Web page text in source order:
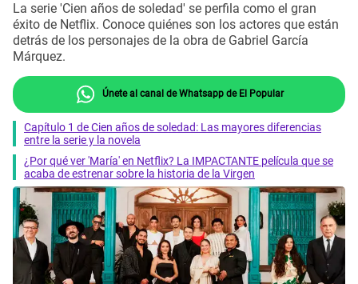
La serie 'Cien años de soledad' se perfila como el gran
éxito de Netflix. Conoce quiénes son los actores que están
detrás de los personajes de la obra de Gabriel García
Márquez.
Únete al canal de Whatsapp de El Popular
Capítulo 1 de Cien años de soledad: Las mayores diferencias
entre la serie y la novela
¿Por qué ver 'María' en Netflix? La IMPACTANTE película que se
acaba de estrenar sobre la historia de la Virgen